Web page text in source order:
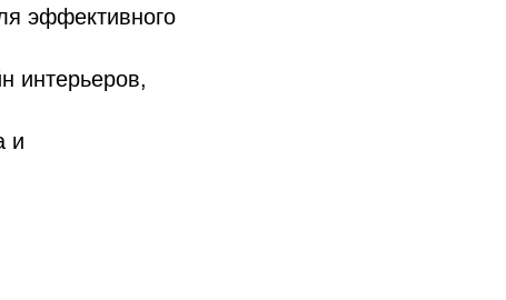
эффективного
интерьеров,
и